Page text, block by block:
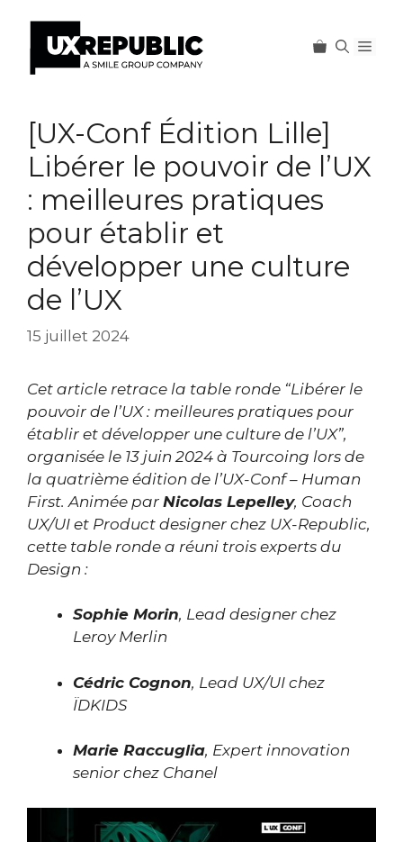
contenu[UX-Conf Édition Lille]
Libérer le pouvoir de l’UX
: meilleures pratiques
pour établir et
développer une culture
de l’UX
15 juillet 2024
Cet article retrace la table ronde “Libérer le
pouvoir de l’UX : meilleures pratiques pour
établir et développer une culture de l’UX”,
organisée le 13 juin 2024 à Tourcoing lors de
la quatrième édition de l’UX-Conf – Human
First. Animée par Nicolas Lepelley, Coach
UX/UI et Product designer chez UX-Republic,
cette table ronde a réuni trois experts du
Design :
Sophie Morin, Lead designer chez
Leroy Merlin
Cédric Cognon, Lead UX/UI chez
ÏDKIDS
Marie Raccuglia, Expert innovation
senior chez Chanel